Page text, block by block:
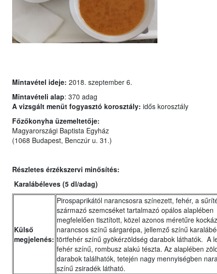
Mintavétel ideje: 2018. szeptember 6.
Mintavételi alap: 370 adag
A vizsgált menüt fogyasztó korosztály: idős korosztály
Főzőkonyha üzemeltetője:
Magyarországi Baptista Egyház
(1068 Budapest, Benczúr u. 31.)
Részletes érzékszervi minősítés:
Karalábéleves (5 dl/adag)
Külső
megjelenés:
Pirospaprikától narancsosra színezett, fehér, a
származó szemcséket tartalmazó opálos alaplében
megfelelően tisztított, közel azonos méretűre
narancsos színű sárgarépa, jellemző színű
törtfehér színű gyökérzöldség darabok láthatók. A
fehér színű, rombusz alakú tészta. Az alaplében
darabok találhatók, tetején nagy mennyiségben
színű zsiradék látható.